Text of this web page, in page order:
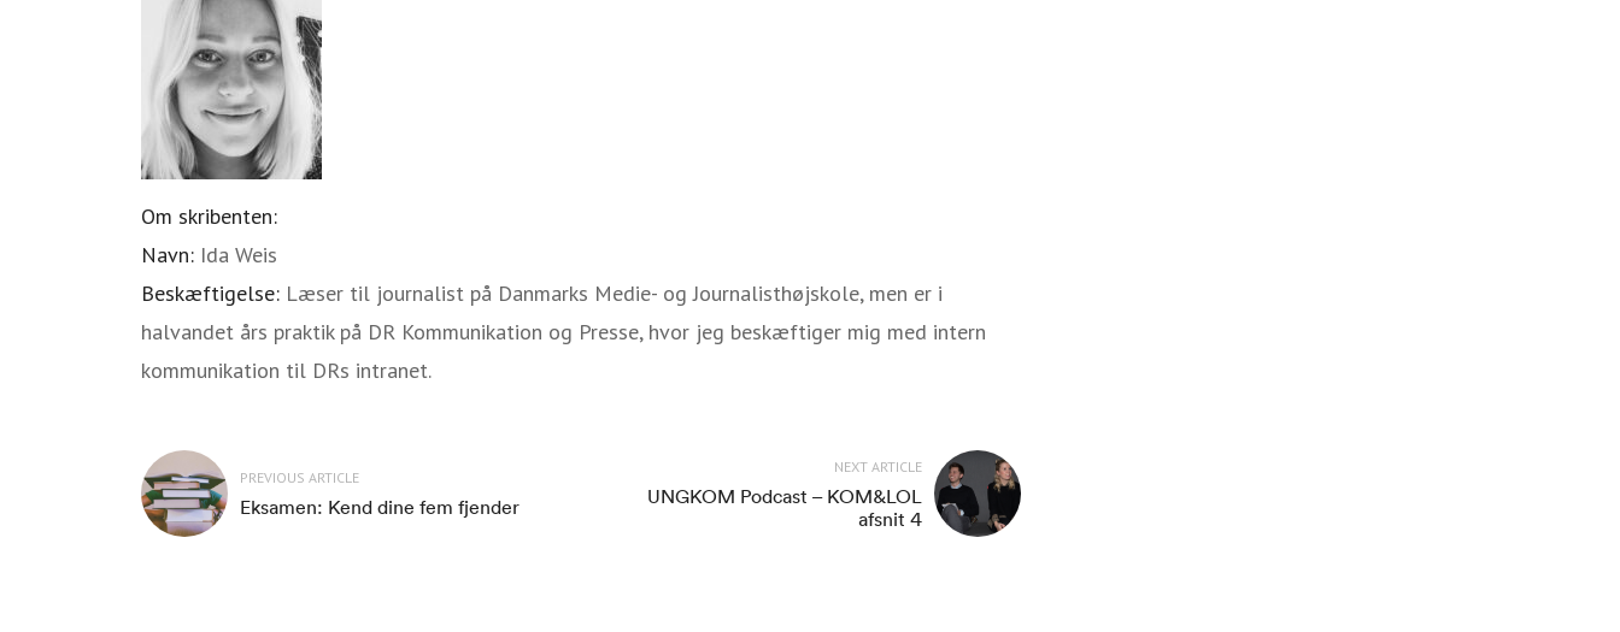
Om skribenten:
Navn: Ida Weis
Beskæftigelse: Læser til journalist på Danmarks Medie- og Journalisthøjskole, men er i
halvandet års praktik på DR Kommunikation og Presse, hvor jeg beskæftiger mig med intern
kommunikation til DRs intranet.
PREVIOUS ARTICLE
Eksamen: Kend dine fem fjender
NEXT ARTICLE
UNGKOM Podcast – KOM&LOL
afsnit 4